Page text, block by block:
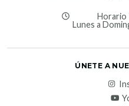
Horario
Lunes a
ÚNETE A